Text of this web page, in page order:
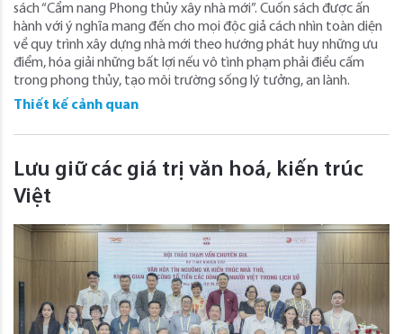
sách “Cẩm nang Phong thủy xây nhà mới”. Cuốn sách được ấn
hành với ý nghĩa mang đến cho mọi độc giả cách nhìn toàn diện
về quy trình xây dựng nhà mới theo hướng phát huy những ưu
điểm, hóa giải những bất lợi nếu vô tình phạm phải điều cấm
trong phong thủy, tạo môi trường sống lý tưởng, an lành.
Thiết kế cảnh quan
Lưu giữ các giá trị văn hoá, kiến trúc
Việt